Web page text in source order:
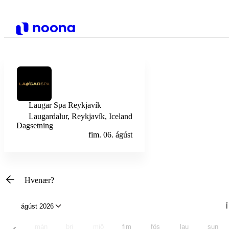
Laugar Spa Reykjavík
Laugardalur, Reykjavík, Iceland
Dagsetning
fim. 06. ágúst
Hvenær?
ágúst 2026
fim fös lau sun